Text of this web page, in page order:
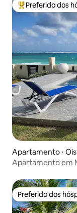
Entre os
Preferido dos
Apartamento ⋅
Apartamento em
Preferido dos
Preferido dos